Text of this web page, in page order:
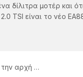
δίλιτρα μοτέρ και
TSI είναι το νέο
την αρχή …